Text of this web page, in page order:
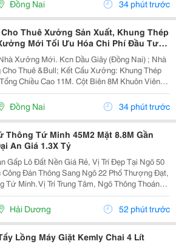
Đồng Nai 34 phút trước
Thuê Xưởng Sản Xuất, Khung Thép
Mới Tối Ưu Hóa Chi Phí Đầu Tư
Xưởng Mới. Kcn Dầu Giây (Đồng Nai) ; Nhà
Kết Cấu Xưởng: Khung Thép
Chiều Cao 11M. Cột Biên 8M Khuôn Viên
) &Bull; Dt Nx Sản Xuất : 38M X
91M ( 3480 M&Sup2; ) &Bull; Dt Văn Phòng...
Đồng Nai 34 phút trước
Thông Tứ Minh 45M2 Mặt 8.8M Gần
An Giá 1.3X Tỷ
Gấp Lô Đất Nền Giá Rẻ, Vị Trí Đẹp Tại Ngõ 50
Công Đán Thông Sang Ngõ 22 Phố Thượng Đạt,
Tứ Minh. Vị Trí Trung Tâm, Ngõ Thông Thoáng,
300M Đầy Đủ Chợ Dân Sinh, Trường Học Các
Khu Công Nghiệp Đại An. Khu Vực Dân...
Hải Dương 52 phút trước
Lồng Máy Giặt Kemly Chai 4 Lít